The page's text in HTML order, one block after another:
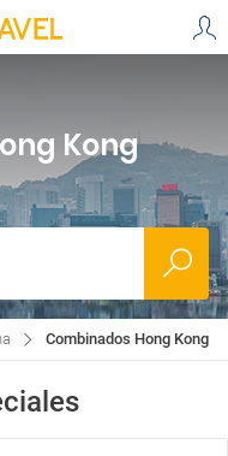
Kong
Combinados Hong Kong